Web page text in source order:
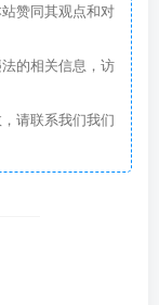
赞同其观点和对
的相关信息，访
请联系我们我们